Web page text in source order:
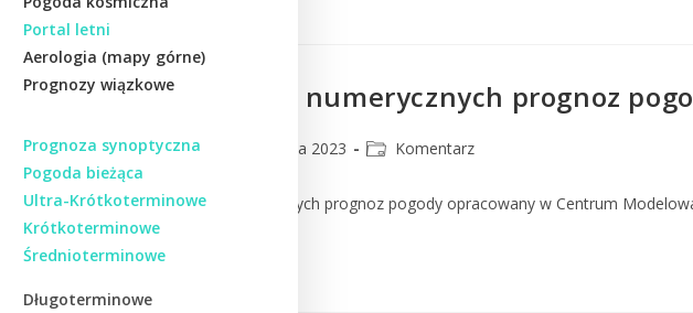
Portal letni
Aerologia (mapy górne)
Prognozy wiązkowe
Prognoza synoptyczna
Pogoda bieżąca
Ultra-Krótkoterminowe
Krótkoterminowe
Średnioterminowe
Długoterminowe
Komentarz do numerycznych prognoz
CMM 28 czerwca 2023 Komentarz
Komentarz do numerycznych prognoz pogody opracowany w Centrum
Czytaj Dalej